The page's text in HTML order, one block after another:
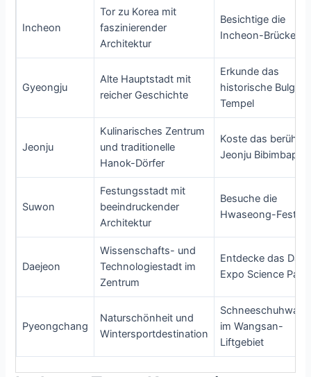
Incheon
Tor zu Korea mit
faszinierender
Architektur
Besichtige die
Incheon-Brücke
Gyeongju
Alte Hauptstadt mit
reicher Geschichte
Erkunde das
historische
Tempel
Jeonju
Kulinarisches Zentrum
und traditionelle
Hanok-Dörfer
Koste das
Jeonju Bibimbap
Suwon
Festungsstadt mit
beeindruckender
Architektur
Besuche die
Hwaseong-
Daejeon
Wissenschafts- und
Technologiestadt im
Zentrum
Entdecke das
Expo Science Park
Pyeongchang
Naturschönheit und
Wintersportdestination
im Wangsan-
Liftgebiet